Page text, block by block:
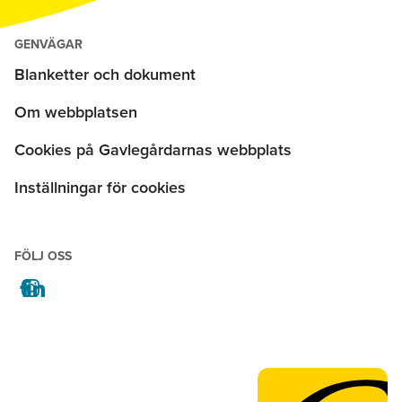
GENVÄGAR
Blanketter och dokument
Om webbplatsen
Cookies på Gavlegårdarnas webbplats
Inställningar för cookies
FÖLJ OSS
facebook
instagram
linkedin